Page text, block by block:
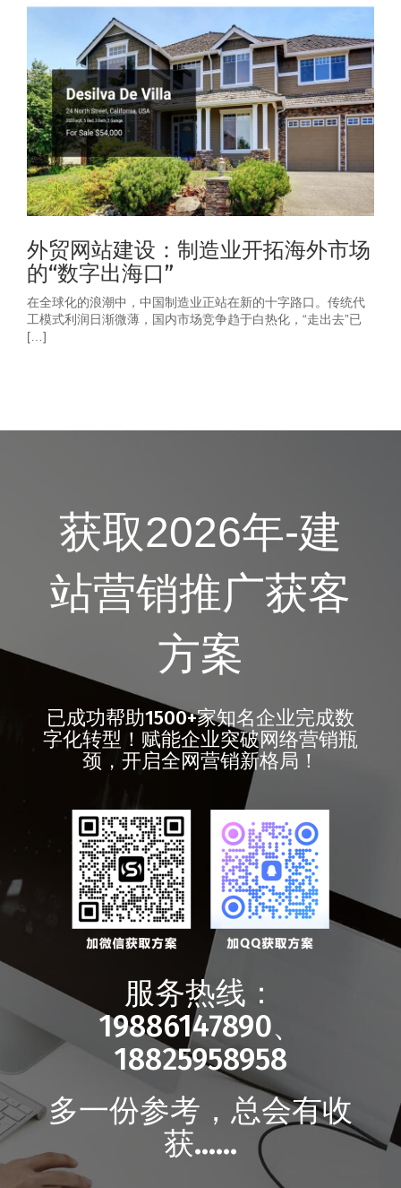
外贸网站建设：制造业开拓海外市场
的“数字出海口”
在全球化的浪潮中，中国制造业正站在新的十字路口。传统代
工模式利润日渐微薄，国内市场竞争趋于白热化，“走出去”已
[…]
获取2026年-建
站营销推广获客
方案
已成功帮助1500+家知名企业完成数
字化转型！赋能企业突破网络营销瓶
颈，开启全网营销新格局！
服务热线：
19886147890、
18825958958
多一份参考，总会有收
获……